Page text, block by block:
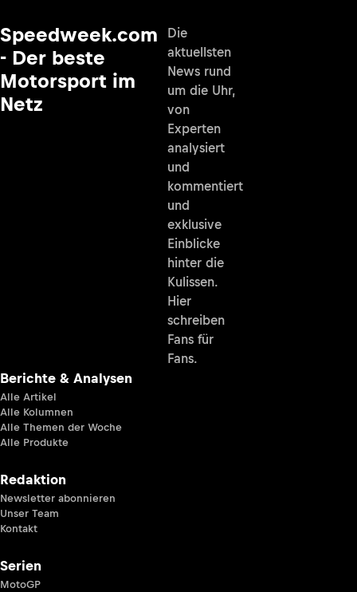
Speedweek.com
- Der beste
Motorsport im
Netz
Die
aktuellsten
News rund
um die Uhr,
von
Experten
analysiert
und
kommentiert
und
exklusive
Einblicke
hinter die
Kulissen.
Hier
schreiben
Fans für
Fans.
Berichte & Analysen
Alle Artikel
Alle Kolumnen
Alle Themen der Woche
Alle Produkte
Redaktion
Newsletter abonnieren
Unser Team
Kontakt
Serien
MotoGP